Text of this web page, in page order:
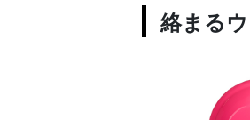
絡まる